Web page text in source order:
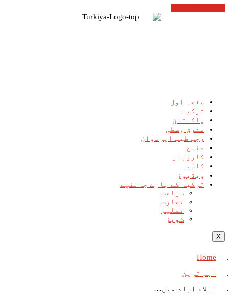
صفحہ اول
ترکیہ
پاکستان
مشرق وسطی
رجب طیب ایردوان
دفاع
کاروبار
کالم
ویڈیوز
ترکیہ کے بارے جانئیے
سیاحت
تجارت
تعلیم
شوبز
X
Home
اہم ترین
اسلام آباد میں…